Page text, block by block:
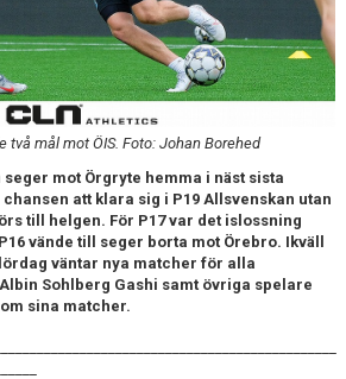
två mål mot ÖIS. Foto: Johan Borehed
seger mot Örgryte hemma i näst sista
att klara sig i P19 Allsvenskan utan
till helgen. För P17 var det islossning
vände till seger borta mot Örebro. Ikväll
väntar nya matcher för alla
Sohlberg Gashi samt övriga spelare
sina matcher.